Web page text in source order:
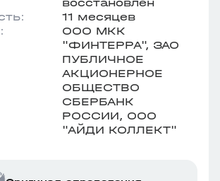
11 месяцев
ООО МКК
"ФИНТЕРРА", ЗАО
ПУБЛИЧНОЕ
АКЦИОНЕРНОЕ
ОБЩЕСТВО
СБЕРБАНК
РОССИИ, ООО
"АЙДИ КОЛЛЕКТ"